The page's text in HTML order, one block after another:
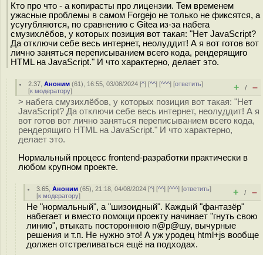
Кто про что - а копирасты про лицензии. Тем временем
ужасные проблемы в самом Forgejo не только не фиксятся, а
усугубляются, по сравнению с Gitea из-за набега
смузихлёбов, у которых позиция вот такая: "Нет JavaScript?
Да отключи себе весь интернет, неолуддит! А я вот готов вот
лично заняться переписыванием всего кода, рендерящиго
HTML на JavaScript." И что характерно, делает это.
2.37 ,Аноним (61), 16:55, 03/08/2024 [^] [^^] [^^^] [ответить]
[к модератору] + / –
> набега смузихлёбов, у которых позиция вот такая: "Нет
JavaScript? Да отключи себе весь интернет, неолуддит! А я
вот готов вот лично заняться переписыванием всего кода,
рендерящиго HTML на JavaScript." И что характерно,
делает это.
Нормальный процесс frontend-разработки практически в
любом крупном проекте.
3.65 ,Аноним (65), 21:18, 04/08/2024 [^] [^^] [^^^] [ответить]
[к модератору] + / –
Не "нормальный", а "шизоидный". Каждый "фантазёр"
набегает и вместо помощи проекту начинает "гнуть свою
линию", втыкать постороннюю п@p@шу, вычурные
решения и т.п. Не нужно это! А уж уродец html+js вообще
должен отстреливаться ещё на подходах.